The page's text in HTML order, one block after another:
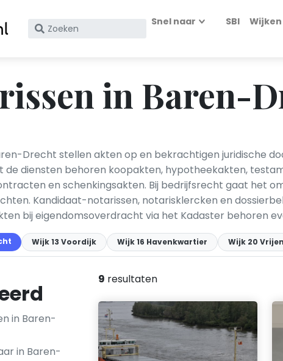
Zoek
KvK
nummer
Snel naar SBI Wijken
in Baren-
Drecht stellen akten op en bekrachtigen juridische
de diensten behoren koopakten, hypotheekakten,
en schenkingsakten. Bij bedrijfsrecht gaat het
Kandidaat-notarissen, notarisklercken en
bij eigendomsoverdracht via het Kadaster behoren
Wijk 13 Voordijk Wijk 16 Havenkwartier Wijk 20
in Baren-
in Baren-
9 resultaten